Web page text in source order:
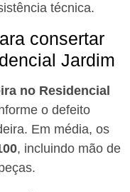
técnica.
consertar
Jardim
no Residencial
o defeito
Em média, os
, incluindo mão de